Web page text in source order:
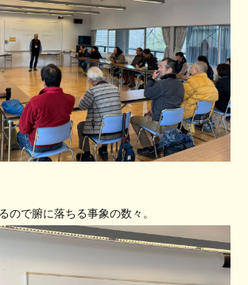
ので腑に落ちる事象の数々。